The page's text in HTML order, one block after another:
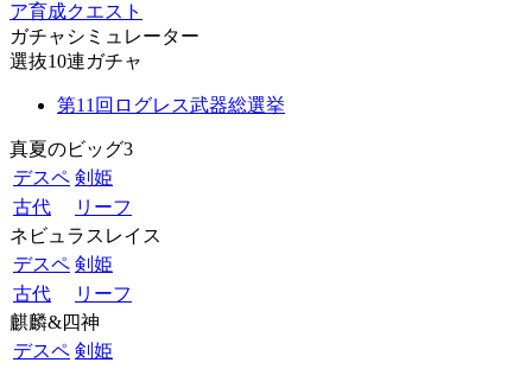
ア育成クエスト
ガチャシミュレーター
選抜10連ガチャ
第11回ログレス武器総選挙
真夏のビッグ3
デスペ 剣姫
古代
リーフ
ネビュラスレイス
デスペ 剣姫
古代
リーフ
麒麟&四神
デスペ 剣姫